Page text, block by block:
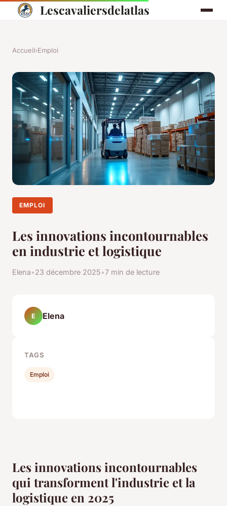
Lescavaliersdelatlas
Accueil›Emploi
EMPLOI
Les innovations incontournables
en industrie et logistique
Elena•23 décembre 2025•7 min de lecture
Les innovations incontournables
qui transforment l'industrie et la
logistique en 2025
E Elena
TAGS
Emploi